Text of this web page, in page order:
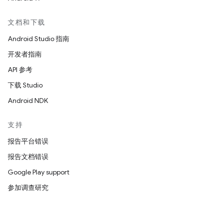
文档和下载
Android Studio 指南
开发者指南
API 参考
下载 Studio
Android NDK
支持
报告平台错误
报告文档错误
Google Play support
参加调查研究